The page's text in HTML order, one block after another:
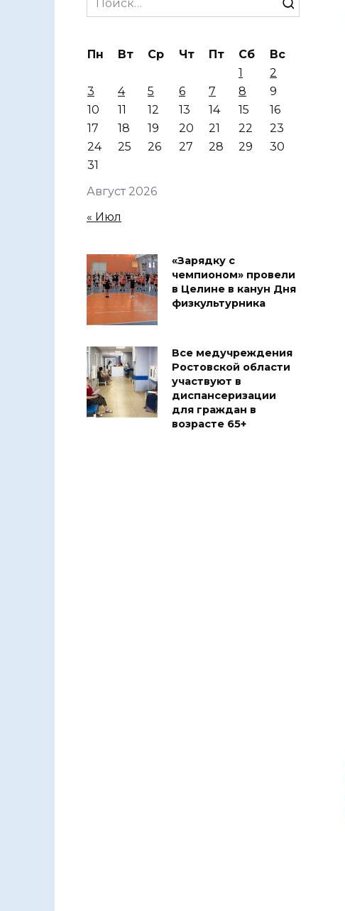
for:
Август 2026
Пн Вт Ср Чт Пт Сб
Вс
1
2
3
4 5 6 7 8
9
10
11 12 13 14 15
16
17
18 19 20 21 22
23
24
25 26 27 28 29
30
31
« Июл
«Зарядку с
чемпионом» провели
в Целине в канун Дня
физкультурника
Все медучреждения
Ростовской области
участвуют в
диспансеризации
для граждан в
возрасте 65+